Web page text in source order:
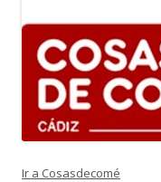
Ir a Cosasdecomé